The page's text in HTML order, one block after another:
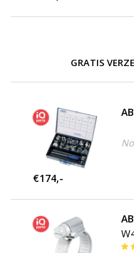
GRATIS
€174,-